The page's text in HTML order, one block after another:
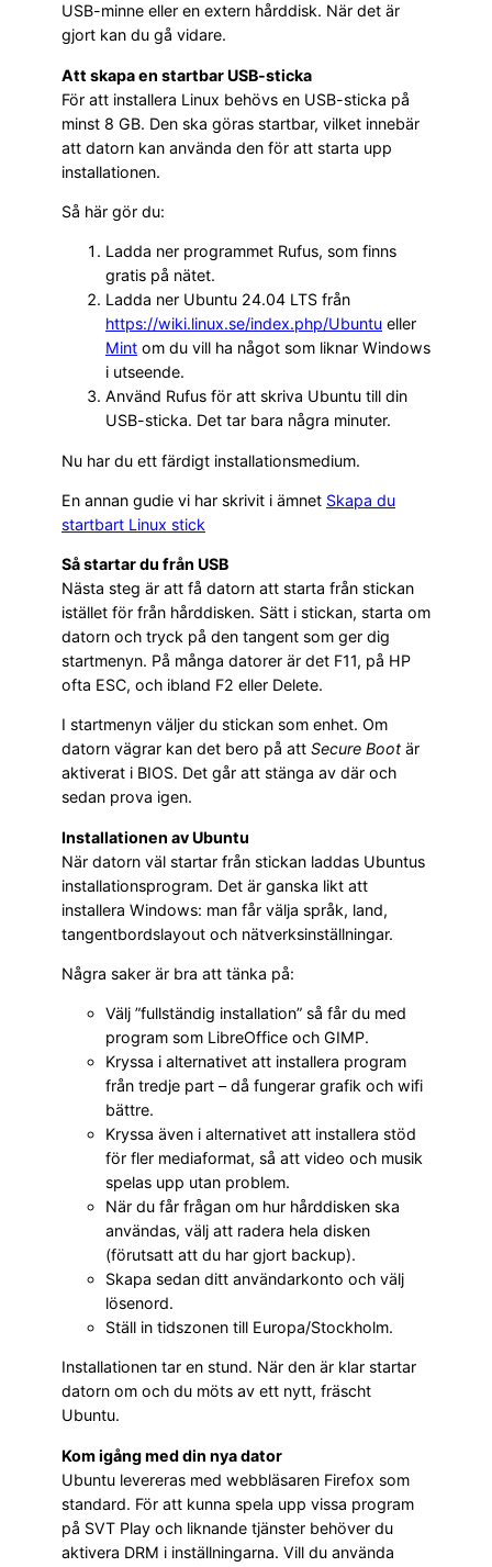
USB-minne eller en extern hårddisk. När det är
gjort kan du gå vidare.
Att skapa en startbar USB-sticka
För att installera Linux behövs en USB-sticka på
minst 8 GB. Den ska göras startbar, vilket innebär
att datorn kan använda den för att starta upp
installationen.
Så här gör du:
Ladda ner programmet Rufus, som finns
gratis på nätet.
Ladda ner Ubuntu 24.04 LTS från
https://wiki.linux.se/index.php/Ubuntu eller
Mint om du vill ha något som liknar Windows
i utseende.
Använd Rufus för att skriva Ubuntu till din
USB-sticka. Det tar bara några minuter.
Nu har du ett färdigt installationsmedium.
En annan gudie vi har skrivit i ämnet Skapa du
startbart Linux stick
Så startar du från USB
Nästa steg är att få datorn att starta från stickan
istället för från hårddisken. Sätt i stickan, starta om
datorn och tryck på den tangent som ger dig
startmenyn. På många datorer är det F11, på HP
ofta ESC, och ibland F2 eller Delete.
I startmenyn väljer du stickan som enhet. Om
datorn vägrar kan det bero på att Secure Boot är
aktiverat i BIOS. Det går att stänga av där och
sedan prova igen.
Installationen av Ubuntu
När datorn väl startar från stickan laddas Ubuntus
installationsprogram. Det är ganska likt att
installera Windows: man får välja språk, land,
tangentbordslayout och nätverksinställningar.
Några saker är bra att tänka på:
Välj ”fullständig installation” så får du med
program som LibreOffice och GIMP.
Kryssa i alternativet att installera program
från tredje part – då fungerar grafik och wifi
bättre.
Kryssa även i alternativet att installera stöd
för fler mediaformat, så att video och musik
spelas upp utan problem.
När du får frågan om hur hårddisken ska
användas, välj att radera hela disken
(förutsatt att du har gjort backup).
Skapa sedan ditt användarkonto och välj
lösenord.
Ställ in tidszonen till Europa/Stockholm.
Installationen tar en stund. När den är klar startar
datorn om och du möts av ett nytt, fräscht
Ubuntu.
Kom igång med din nya dator
Ubuntu levereras med webbläsaren Firefox som
standard. För att kunna spela upp vissa program
på SVT Play och liknande tjänster behöver du
aktivera DRM i inställningarna. Vill du använda